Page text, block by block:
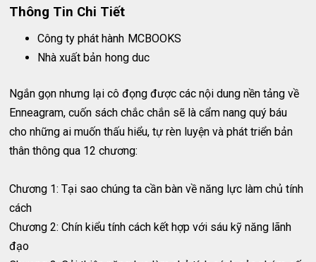
Thông Tin Chi Tiết
Công ty phát hành MCBOOKS
Nhà xuất bản hong duc
Ngắn gọn nhưng lại cô đọng được các nội dung nền tảng về
Enneagram, cuốn sách chắc chắn sẽ là cẩm nang quý báu
cho những ai muốn thấu hiểu, tự rèn luyện và phát triển bản
thân thông qua 12 chương:
Chương 1: Tại sao chúng ta cần bàn về năng lực làm chủ tính
cách
Chương 2: Chín kiểu tính cách kết hợp với sáu kỹ năng lãnh
đạo